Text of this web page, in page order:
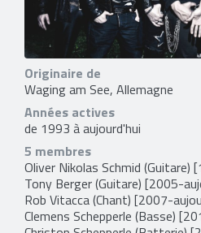
Originaire de
Waging am See, Allemagne
Années actives
de 1993 à aujourd'hui
5 membres
Oliver Nikolas Schmid (Guitare)
Tony Berger(Guitare) [2005-
Rob Vitacca(Chant) [2007-
Clemens Schepperle (Basse)